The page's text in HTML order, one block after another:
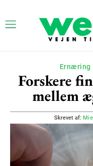
Ernæring
Forskere
mellem
Skrevet af: